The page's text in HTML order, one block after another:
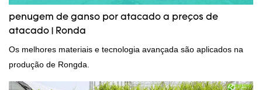
penugem de ganso por atacado a preços de
atacado | Ronda
Os melhores materiais e tecnologia avançada são aplicados na
produção de Rongda.